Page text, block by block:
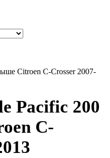
Citroen C-Crosser 2007-
Pacific 200
C-